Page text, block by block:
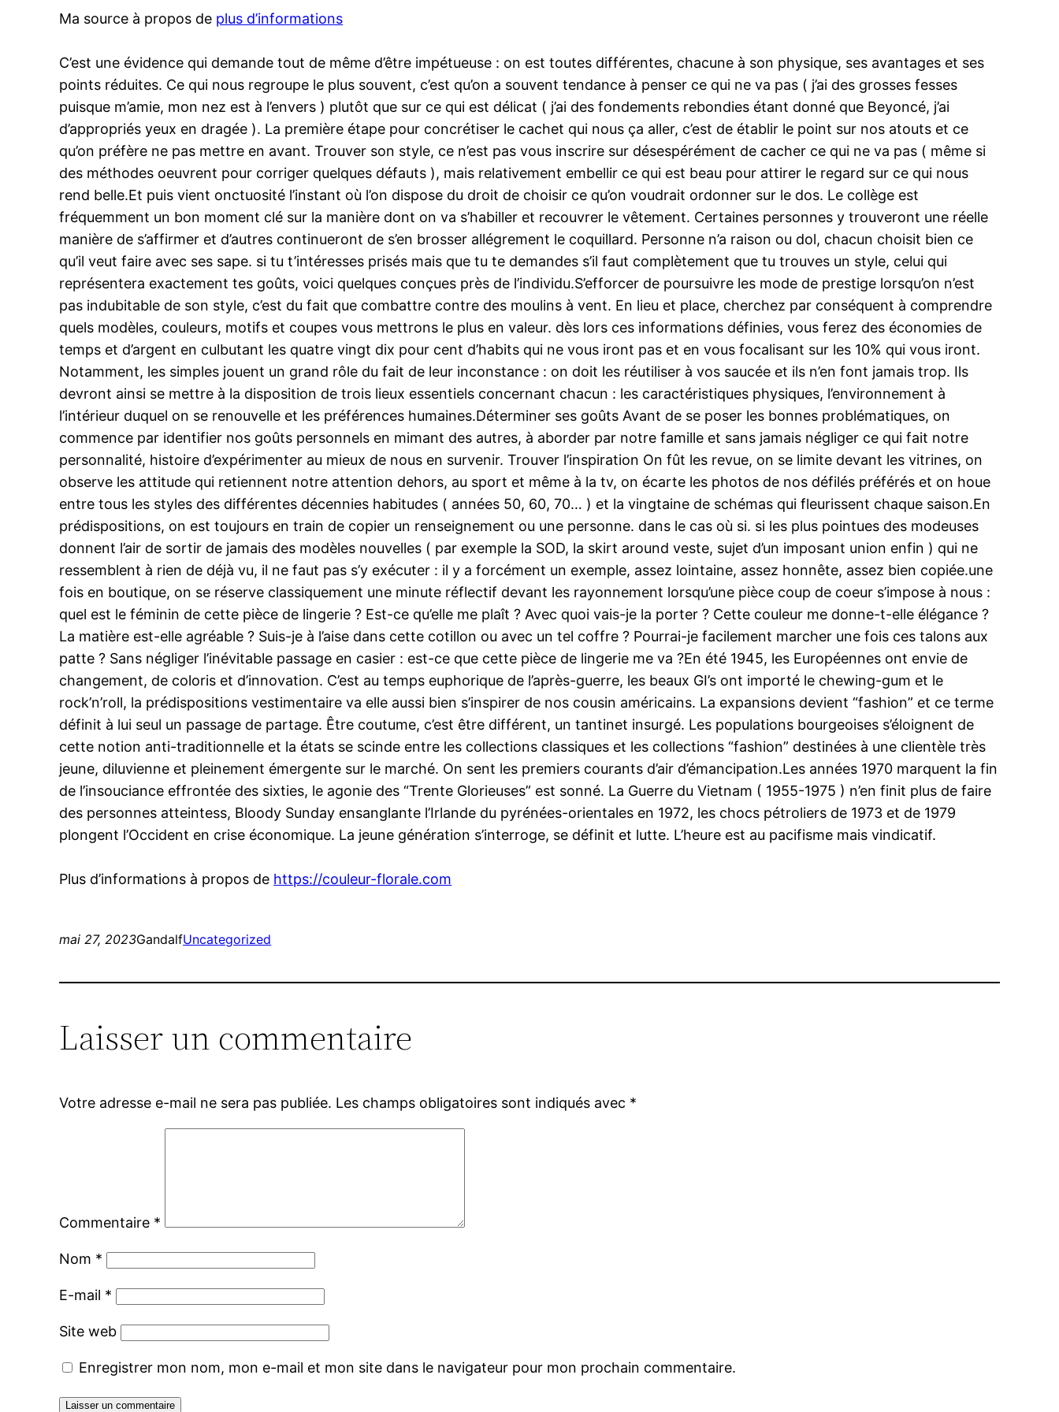
Ma source à propos de plus d’informations
C’est une évidence qui demande tout de même d’être impétueuse : on est toutes différentes, chacune à son physique, ses avantages et ses
points réduites. Ce qui nous regroupe le plus souvent, c’est qu’on a souvent tendance à penser ce qui ne va pas ( j’ai des grosses fesses
puisque m’amie, mon nez est à l’envers ) plutôt que sur ce qui est délicat ( j’ai des fondements rebondies étant donné que Beyoncé, j’ai
d’appropriés yeux en dragée ). La première étape pour concrétiser le cachet qui nous ça aller, c’est de établir le point sur nos atouts et ce
qu’on préfère ne pas mettre en avant. Trouver son style, ce n’est pas vous inscrire sur désespérément de cacher ce qui ne va pas ( même si
des méthodes oeuvrent pour corriger quelques défauts ), mais relativement embellir ce qui est beau pour attirer le regard sur ce qui nous
rend belle.Et puis vient onctuosité l’instant où l’on dispose du droit de choisir ce qu’on voudrait ordonner sur le dos. Le collège est
fréquemment un bon moment clé sur la manière dont on va s’habiller et recouvrer le vêtement. Certaines personnes y trouveront une réelle
manière de s’affirmer et d’autres continueront de s’en brosser allégrement le coquillard. Personne n’a raison ou dol, chacun choisit bien ce
qu’il veut faire avec ses sape. si tu t’intéresses prisés mais que tu te demandes s’il faut complètement que tu trouves un style, celui qui
représentera exactement tes goûts, voici quelques conçues près de l’individu.S’efforcer de poursuivre les mode de prestige lorsqu’on n’est
pas indubitable de son style, c’est du fait que combattre contre des moulins à vent. En lieu et place, cherchez par conséquent à comprendre
quels modèles, couleurs, motifs et coupes vous mettrons le plus en valeur. dès lors ces informations définies, vous ferez des économies de
temps et d’argent en culbutant les quatre vingt dix pour cent d’habits qui ne vous iront pas et en vous focalisant sur les 10% qui vous iront.
Notamment, les simples jouent un grand rôle du fait de leur inconstance : on doit les réutiliser à vos saucée et ils n’en font jamais trop. Ils
devront ainsi se mettre à la disposition de trois lieux essentiels concernant chacun : les caractéristiques physiques, l’environnement à
l’intérieur duquel on se renouvelle et les préférences humaines.Déterminer ses goûts Avant de se poser les bonnes problématiques, on
commence par identifier nos goûts personnels en mimant des autres, à aborder par notre famille et sans jamais négliger ce qui fait notre
personnalité, histoire d’expérimenter au mieux de nous en survenir. Trouver l’inspiration On fût les revue, on se limite devant les vitrines, on
observe les attitude qui retiennent notre attention dehors, au sport et même à la tv, on écarte les photos de nos défilés préférés et on houe
entre tous les styles des différentes décennies habitudes ( années 50, 60, 70… ) et la vingtaine de schémas qui fleurissent chaque saison.En
prédispositions, on est toujours en train de copier un renseignement ou une personne. dans le cas où si. si les plus pointues des modeuses
donnent l’air de sortir de jamais des modèles nouvelles ( par exemple la SOD, la skirt around veste, sujet d’un imposant union enfin ) qui ne
ressemblent à rien de déjà vu, il ne faut pas s’y exécuter : il y a forcément un exemple, assez lointaine, assez honnête, assez bien copiée.une
fois en boutique, on se réserve classiquement une minute réflectif devant les rayonnement lorsqu’une pièce coup de coeur s’impose à nous :
quel est le féminin de cette pièce de lingerie ? Est-ce qu’elle me plaît ? Avec quoi vais-je la porter ? Cette couleur me donne-t-elle élégance ?
La matière est-elle agréable ? Suis-je à l’aise dans cette cotillon ou avec un tel coffre ? Pourrai-je facilement marcher une fois ces talons aux
patte ? Sans négliger l’inévitable passage en casier : est-ce que cette pièce de lingerie me va ?En été 1945, les Européennes ont envie de
changement, de coloris et d’innovation. C’est au temps euphorique de l’après-guerre, les beaux GI’s ont importé le chewing-gum et le
rock’n’roll, la prédispositions vestimentaire va elle aussi bien s’inspirer de nos cousin américains. La expansions devient “fashion” et ce terme
définit à lui seul un passage de partage. Être coutume, c’est être différent, un tantinet insurgé. Les populations bourgeoises s’éloignent de
cette notion anti-traditionnelle et la états se scinde entre les collections classiques et les collections “fashion” destinées à une clientèle très
jeune, diluvienne et pleinement émergente sur le marché. On sent les premiers courants d’air d’émancipation.Les années 1970 marquent la fin
de l’insouciance effrontée des sixties, le agonie des “Trente Glorieuses” est sonné. La Guerre du Vietnam ( 1955-1975 ) n’en finit plus de faire
des personnes atteintess, Bloody Sunday ensanglante l’Irlande du pyrénées-orientales en 1972, les chocs pétroliers de 1973 et de 1979
plongent l’Occident en crise économique. La jeune génération s’interroge, se définit et lutte. L’heure est au pacifisme mais vindicatif.
Plus d’informations à propos de https://couleur-florale.com
mai 27, 2023GandalfUncategorized
Laisser un commentaire
Votre adresse e-mail ne sera pas publiée. Les champs obligatoires sont indiqués avec *
Commentaire *
Nom *
E-mail *
Site web
Enregistrer mon nom, mon e-mail et mon site dans le navigateur pour mon prochain commentaire.